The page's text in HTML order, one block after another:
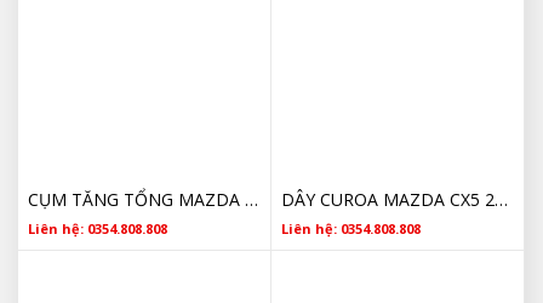
CỤM TĂNG TỔNG MAZDA CX5 P51D15980B 2013 2014 2015 2016 2017 2018 2019 2020 GIÁ RẺ
Liên hệ: 0354.808.808
DÂY CUROA MAZDA CX5 2013 2014 2015 CHÍNH HÃNG PE0115908
Liên hệ: 0354.808.808